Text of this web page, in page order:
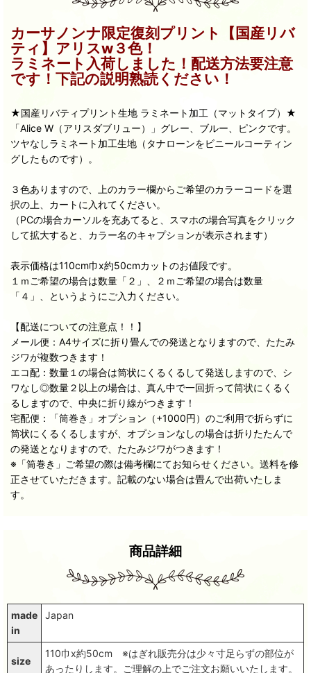
カーサノンナ限定復刻プリント【国産リバ
ティ】アリスw３色！
ラミネート入荷しました！配送方法要注意
です！下記の説明熟読ください！
★国産リバティプリント生地 ラミネート加工（マットタイプ）★
「Alice W（アリスダブリュー）」グレー、ブルー、ピンクです。
ツヤなしラミネート加工生地（タナローンをビニールコーティン
グしたものです）。
３色ありますので、上のカラー欄からご希望のカラーコードを選
択の上、カートに入れてください。
（PCの場合カーソルを充あてると、スマホの場合写真をクリック
して拡大すると、カラー名のキャプションが表示されます）
表示価格は110cm巾x約50cmカットのお値段です。
１ｍご希望の場合は数量「２」、２ｍご希望の場合は数量
「４」、というようにご入力ください。
【配送についての注意点！！】
メール便：A4サイズに折り畳んでの発送となりますので、たたみ
ジワが複数つきます！
エコ配：数量１の場合は筒状にくるくるして発送しますので、シ
ワなし◎数量２以上の場合は、真ん中で一回折って筒状にくるく
るしますので、中央に折り線がつきます！
宅配便：「筒巻き」オプション（+1000円）のご利用で折らずに
筒状にくるくるしますが、オプションなしの場合は折りたたんで
の発送となりますので、たたみジワがつきます！
※「筒巻き」ご希望の際は備考欄にてお知らせください。送料を修
正させていただきます。記載のない場合は畳んで出荷いたしま
す。
商品詳細
made
in
Japan
size
110巾x約50cm ※はぎれ販売分は少々寸足らずの部位が
あったりします。ご理解の上でご注文お願いいたします。